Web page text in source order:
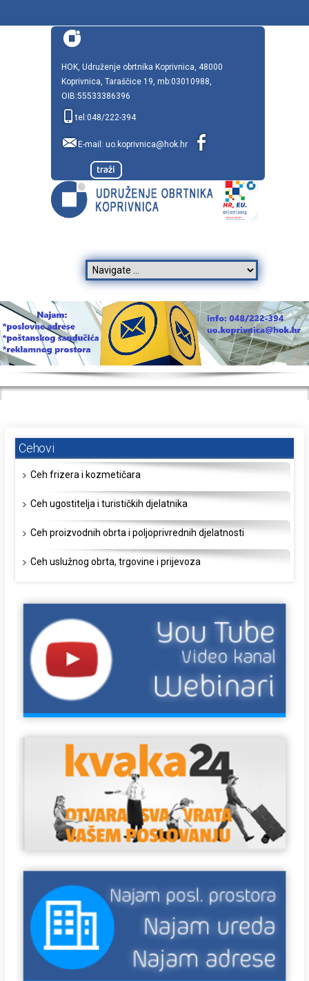
HOK, Udruženje obrtnika Koprivnica, 48000
Koprivnica, Taraščice 19, mb:03010988,
OIB:55533386396
tel:048/222-394
E-mail: uo.koprivnica@hok.hr
Cehovi
Ceh frizera i kozmetičara
Ceh ugostitelja i turističkih djelatnika
Ceh proizvodnih obrta i poljoprivrednih djelatnosti
Ceh uslužnog obrta, trgovine i prijevoza